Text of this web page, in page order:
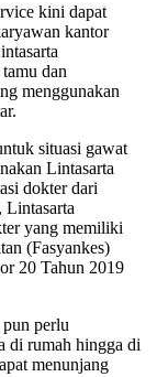
kini dapat
kantor
dan
menggunakan
situasi gawat
Lintasarta
dokter dari
Lintasarta
yang memiliki
(Fasyankes)
20 Tahun 2019
perlu
di rumah hingga di
menunjang